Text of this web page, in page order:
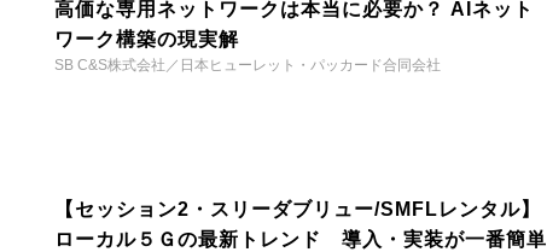
高価な専用ネットワークは本当に必要か？ AIネット
ワーク構築の現実解
SB C&S株式会社／日本ヒューレット・パッカード合同会社
【セッション2・スリーダブリュー/SMFLレンタル】
ローカル５Ｇの最新トレンド 導入・実装が一番簡単